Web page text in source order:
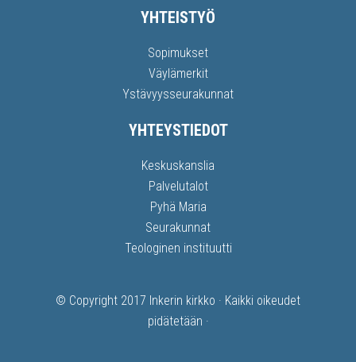
YHTEISTYÖ
Sopimukset
Väylämerkit
Ystävyysseurakunnat
YHTEYSTIEDOT
Keskuskanslia
Palvelutalot
Pyhä Maria
Seurakunnat
Teologinen instituutti
© Copyright 2017 Inkerin kirkko · Kaikki oikeudet
pidätetään ·